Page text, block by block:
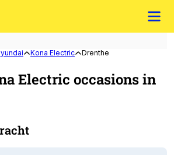
Kona Electric Drenthe
Electric occasions in